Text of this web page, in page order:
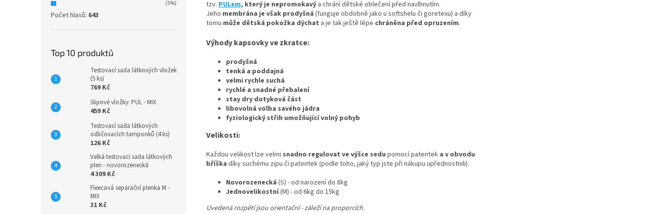
(5%)
Počet hlasů: 643
Top 10 produktů
Testovací sada látkových vložek
(5 ks)
769 Kč
Slipové vložky: PUL - MIX
459 Kč
Testovací sada látkových
odličovacích tamponků (4 ks)
126 Kč
Velká testovací sada látkových
plen - novorozenecká
4 309 Kč
Fleecová separační plenka M -
MIX
31 Kč
tzv. PULem, který je nepromokavý a chrání dětské oblečení před navlhnutím.
Jeho membrána je však prodyšná (funguje obdobně jako u softshelu či goretexu) a díky
tomu může dětská pokožka dýchat a je tak ještě lépe chráněna před opruzením.
Výhody kapsovky ve zkratce:
prodyšná
tenká a poddajná
velmi rychle suchá
rychlé a snadné přebalení
stay dry dotyková část
libovolná volba savého jádra
fyziologický střih umožňující volný pohyb
Velikosti:
Každou velikost lze velmi snadno regulovat ve výšce sedu pomocí patentek a v obvodu
bříška díky suchému zipu či patentek (podle toho, jaký typ jste při nákupu upřednostnili).
Novorozenecká (S) - od narození do 8kg
Jednovelikostní(M) - od 6kg do 15kg
Uvedená rozpětí jsou orientační - záleží na proporcích.